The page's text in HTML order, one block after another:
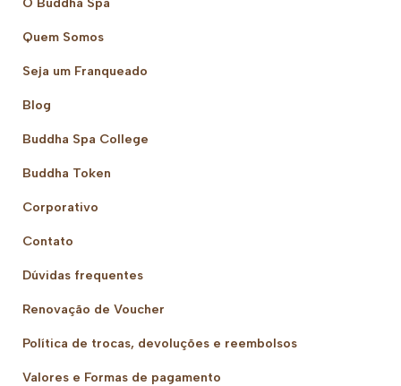
Quem Somos
Seja um Franqueado
Blog
Buddha Spa College
Buddha Token
Corporativo
Contato
Dúvidas frequentes
Renovação de Voucher
Política de trocas, devoluções e reembolsos
Valores e Formas de pagamento